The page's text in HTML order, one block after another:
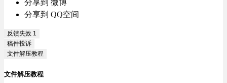
分享到 微博
分享到 QQ空间
反馈失效 1
稿件投诉
文件解压教程
文件解压教程